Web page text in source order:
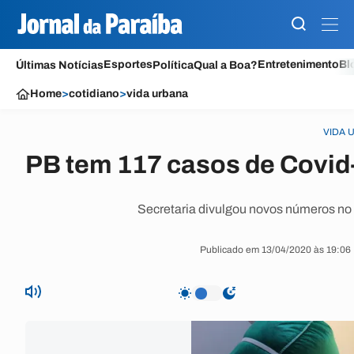
Últimas NotíciasEsportesPolíticaQual a Boa?Entretenimento
Home>cotidiano>vida urbana
VIDA
PB tem 117 casos de
Secretaria divulgou novos números
Publicado em 13/04/2020 às